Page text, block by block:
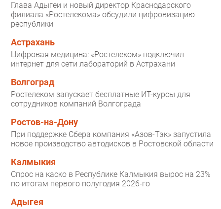
Глава Адыгеи и новый директор Краснодарского
филиала «Ростелекома» обсудили цифровизацию
республики
Астрахань
Цифровая медицина: «Ростелеком» подключил
интернет для сети лабораторий в Астрахани
Волгоград
Ростелеком запускает бесплатные ИТ-курсы для
сотрудников компаний Волгограда
Ростов-на-Дону
При поддержке Сбера компания «Азов-Тэк» запустила
новое производство автодисков в Ростовской области
Калмыкия
Спрос на каско в Республике Калмыкия вырос на 23%
по итогам первого полугодия 2026-го
Адыгея